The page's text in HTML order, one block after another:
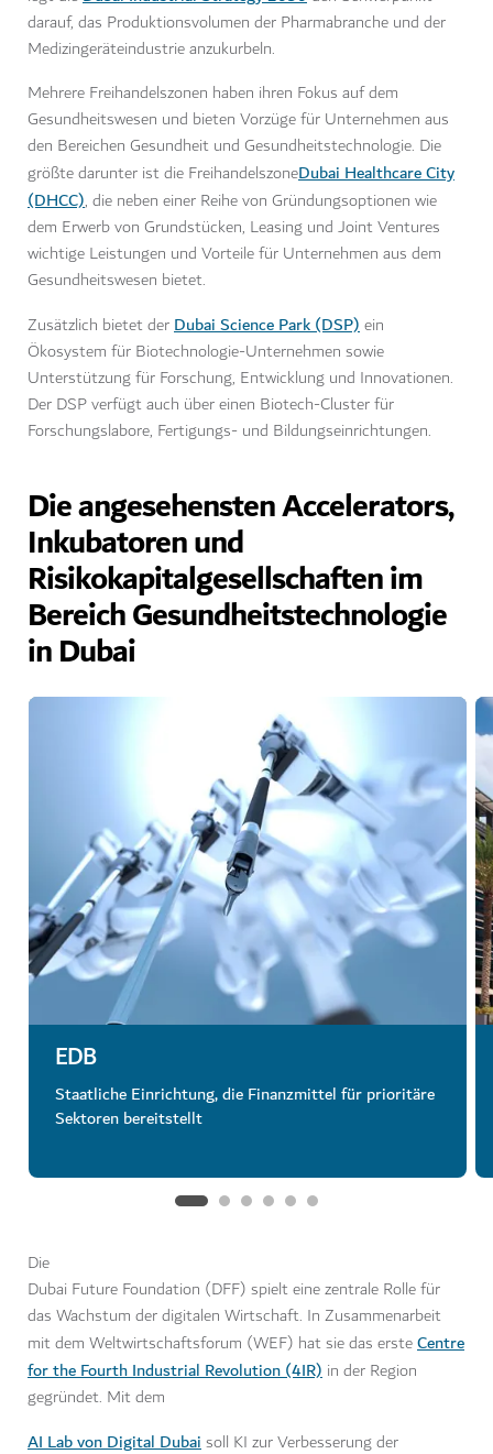
darauf, das Produktionsvolumen der Pharmabranche und der
Medizingeräteindustrie anzukurbeln.
Mehrere Freihandelszonen haben ihren Fokus auf dem
Gesundheitswesen und bieten Vorzüge für Unternehmen aus
den Bereichen Gesundheit und Gesundheitstechnologie. Die
größte darunter ist die FreihandelszoneDubai Healthcare City
(DHCC), die neben einer Reihe von Gründungsoptionen wie
dem Erwerb von Grundstücken, Leasing und Joint Ventures
wichtige Leistungen und Vorteile für Unternehmen aus dem
Gesundheitswesen bietet.
Zusätzlich bietet derDubai Science Park (DSP)ein
Ökosystem für Biotechnologie-Unternehmen sowie
Unterstützung für Forschung, Entwicklung und Innovationen.
Der DSP verfügt auch über einen Biotech-Cluster für
Forschungslabore, Fertigungs- und Bildungseinrichtungen.
Die angesehensten Accelerators,
Inkubatoren und
Risikokapitalgesellschaften im
Bereich Gesundheitstechnologie
in Dubai
EDB
Staatliche Einrichtung, die Finanzmittel für prioritäre
Sektoren bereitstellt
Die
Dubai Future Foundation (DFF) spielt eine zentrale Rolle für
das Wachstum der digitalen Wirtschaft. In Zusammenarbeit
mit dem Weltwirtschaftsforum (WEF) hat sie das ersteCentre
for the Fourth Industrial Revolution (4IR) in der Region
gegründet. Mit dem
AI Lab von Digital Dubaisoll KI zur Verbesserung der